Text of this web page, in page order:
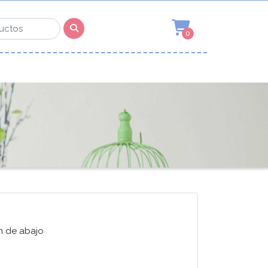
0
de abajo